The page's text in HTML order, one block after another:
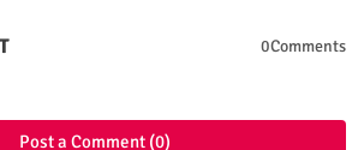
0Comments
Post a Comment (0)